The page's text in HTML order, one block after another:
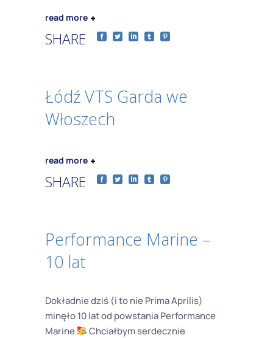
read more
SHARE
Łódź VTS Garda we
Włoszech
read more
SHARE
Performance Marine –
10 lat
Dokładnie dziś (i to nie Prima Aprilis)
minęło 10 lat od powstania Performance
Marine
Chciałbym serdecznie